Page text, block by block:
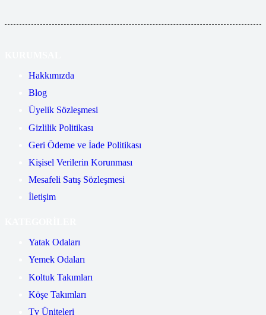
Hakkımızda
Blog
Üyelik Sözleşmesi
Gizlilik Politikası
Geri Ödeme ve İade Politikası
Kişisel Verilerin Korunması
Mesafeli Satış Sözleşmesi
İletişim
Yatak Odaları
Yemek Odaları
Koltuk Takımları
Köşe Takımları
Tv Üniteleri